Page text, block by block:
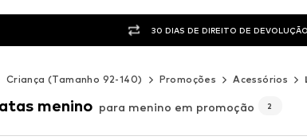
30 DIAS DE DIREITO DE DEVOLUÇÃO
Criança (Tamanho 92-140) Promoções Acessórios
menino para menino em promoção 2